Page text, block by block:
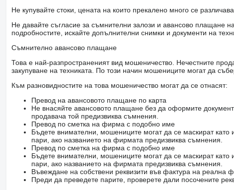
Не купувайте стоки, цената на които прекалено много се
Не давайте съгласие за съмнителни залози и авансово плащане
подробностите, искайте допълнителни снимки и документи на
Съмнително авансово плащане
Това е най-разпространеният вид мошеничество. Нечестните
закупуване на техниката. По този начин мошениците могат да
Към разновидностите на това мошеничество могат да се отнасят:
Превод на авансовото плащане по карта
Не внасяйте авансовото плащане без да оформите
продавача той предизвиква съмнения.
Превод по сметка на фирма с подобно име
Бъдете внимателни, мошениците могат да се маскират
пари, ако названието на фирмата предизвиква съмнения.
Превод по сметка на фирма с подобно име
Бъдете внимателни, мошениците могат да се маскират
пари, ако названието на фирмата предизвиква съмнения.
Въвеждане на собствени реквизити във фактура на реална
Преди да преведете парите, проверете дали посочените